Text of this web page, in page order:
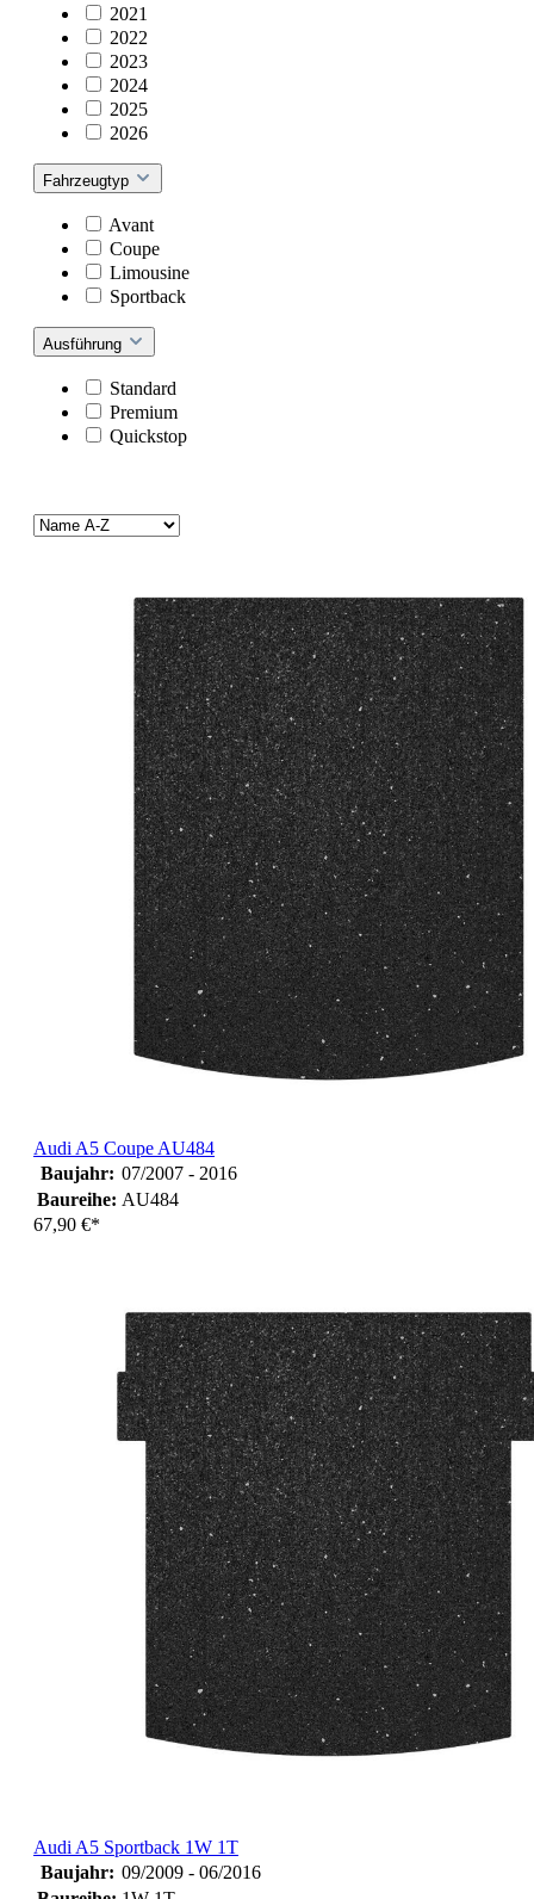
2021
2022
2023
2024
2025
2026
Fahrzeugtyp
Avant
Coupe
Limousine
Sportback
Ausführung
Standard
Premium
Quickstop
Audi A5 Coupe AU484
Baujahr: 07/2007 - 2016
Baureihe: AU484
67,90 €*
Audi A5 Sportback 1W 1T
Baujahr: 09/2009 - 06/2016